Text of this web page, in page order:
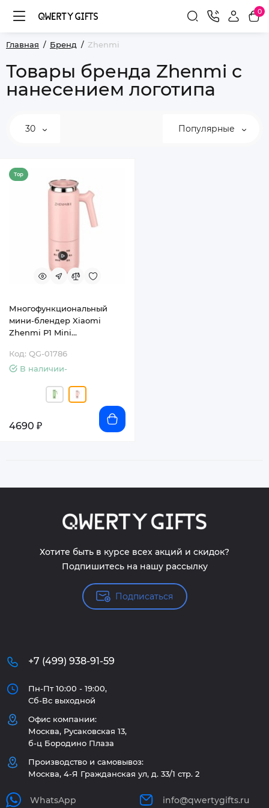
0
Главная Бренд Zhenmi
Товары бренда Zhenmi с
нанесением логотипа
30 Популярные
Top
Многофункциональный
мини-блендер Xiaomi
Zhenmi P1 Mini
Код: QG-01786
В наличии-
4690 ₽
Хотите быть в курсе всех акций и скидок?
Подпишитесь на нашу рассылку
Подписаться
+7 (499) 938-91-59
Пн-Пт 10:00 - 19:00,
Сб-Вс выходной
Офис компании:
Москва, Русаковская 13,
б-ц Бородино Плаза
Производство и самовывоз:
Москва, 4-Я Гражданская ул, д. 33/1 стр. 2
WhatsApp info@qwertygifts.ru